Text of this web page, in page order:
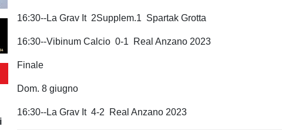
16:30--La Grav It 2Supplem.1 Spartak Grotta
16:30--Vibinum Calcio 0-1 Real Anzano 2023
Finale
Dom. 8 giugno
16:30--La Grav It 4-2 Real Anzano 2023